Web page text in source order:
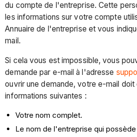
du compte de l'entreprise. Cette
les informations sur votre compte
Annuaire de l'entreprise et vous
mail.
Si cela vous est impossible, vous
demande par e-mail à l'adresse
ouvrir une demande, votre e-mail doit
informations suivantes :
Votre nom complet.
Le nom de l'entreprise qui